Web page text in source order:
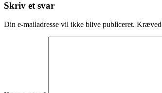
Skriv et svar
Din e-mailadresse vil ikke blive publiceret.